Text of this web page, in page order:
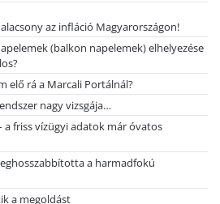
az infláció Magyarországon!
(balkon napelemek) elhelyezése
elő rá a Marcali Portálnál?
nagy vizsgája…
a friss vízügyi adatok már óvatos
a harmadfokú
a megoldást